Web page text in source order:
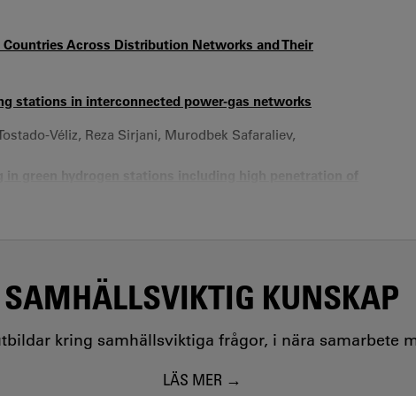
Across Distribution Networks and Their
stations in interconnected power-gas networks
Véliz, Reza Sirjani, Murodbek Safaraliev,
systems in power transmission networks - An
SAMHÄLLSVIKTIG KUNSKAP
kring samhällsviktiga frågor, i nära samarbete
LÄS MER